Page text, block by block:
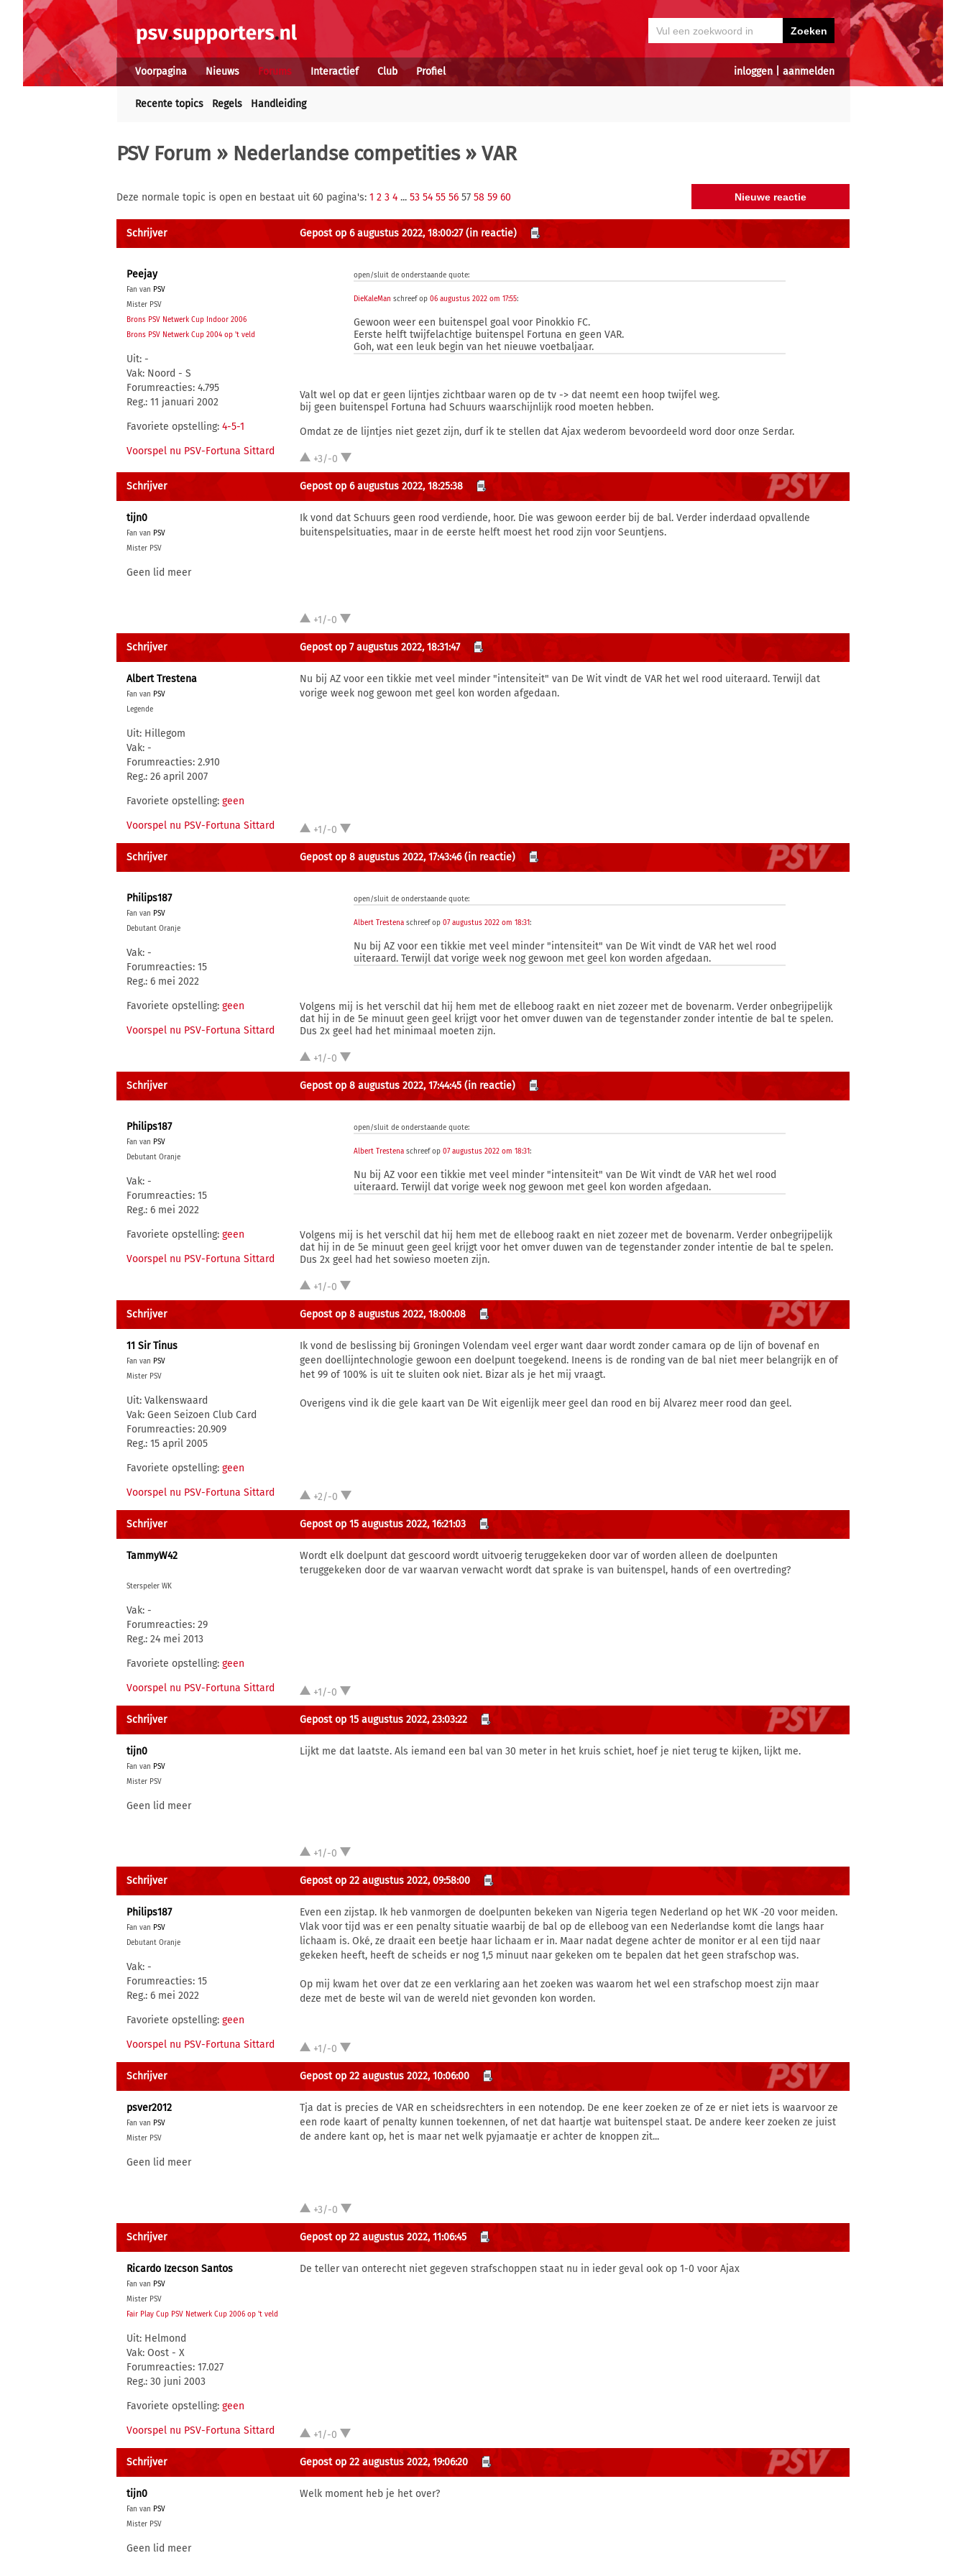
inloggen| aanmelden
Voorpagina Nieuws Forums Interactief Club Profiel
Recente topics Regels Handleiding
PSV Forum » Nederlandse competities» VAR
Deze normale topic is open en bestaat uit 60 pagina's: 1 2 3 4 ... 53 54 55 56 57 58 59 60
Schrijver Gepost op 6 augustus 2022, 18:00:27 (in reactie)
Peejay
Fan van PSV
Mister PSV
Brons PSV Netwerk Cup Indoor 2006
Brons PSV Netwerk Cup 2004 op 't veld
Uit: -
Vak: Noord - S
Forumreacties: 4.795
Reg.: 11 januari 2002
Favoriete opstelling: 4-5-1
Voorspel nu PSV-Fortuna Sittard
open/sluit de onderstaande quote:
DieKaleMan schreef op06 augustus 2022 om 17:55:
Gewoon weer een buitenspel goal voor Pinokkio FC.
Eerste helft twijfelachtige buitenspel Fortuna en geen VAR.
Goh, wat een leuk begin van het nieuwe voetbaljaar.
Valt wel op dat er geen lijntjes zichtbaar waren op de tv -> dat neemt een hoop twijfel weg.
bij geen buitenspel Fortuna had Schuurs waarschijnlijk rood moeten hebben.
Omdat ze de lijntjes niet gezet zijn, durf ik te stellen dat Ajax wederom bevoordeeld word door onze Serdar.
+3/-0
Schrijver Gepost op 6 augustus 2022, 18:25:38
tijn0
Fan van PSV
Mister PSV
Geen lid meer
Ik vond dat Schuurs geen rood verdiende, hoor. Die was gewoon eerder bij de bal. Verder inderdaad opvallende
buitenspelsituaties, maar in de eerste helft moest het rood zijn voor Seuntjens.
+1/-0
Schrijver Gepost op 7 augustus 2022, 18:31:47
Albert Trestena
Fan van PSV
Legende
Uit: Hillegom
Vak: -
Forumreacties: 2.910
Reg.: 26 april 2007
Favoriete opstelling: geen
Voorspel nu PSV-Fortuna Sittard
Nu bij AZ voor een tikkie met veel minder "intensiteit" van De Wit vindt de VAR het wel rood uiteraard. Terwijl dat
vorige week nog gewoon met geel kon worden afgedaan.
+1/-0
Schrijver Gepost op 8 augustus 2022, 17:43:46 (in reactie)
Philips187
Fan van PSV
Debutant Oranje
Vak: -
Forumreacties: 15
Reg.: 6 mei 2022
Favoriete opstelling: geen
Voorspel nu PSV-Fortuna Sittard
open/sluit de onderstaande quote:
Albert Trestena schreef op07 augustus 2022 om 18:31:
Nu bij AZ voor een tikkie met veel minder "intensiteit" van De Wit vindt de VAR het wel rood
uiteraard. Terwijl dat vorige week nog gewoon met geel kon worden afgedaan.
Volgens mij is het verschil dat hij hem met de elleboog raakt en niet zozeer met de bovenarm. Verder onbegrijpelijk
dat hij in de 5e minuut geen geel krijgt voor het omver duwen van de tegenstander zonder intentie de bal te spelen.
Dus 2x geel had het minimaal moeten zijn.
+1/-0
Schrijver Gepost op 8 augustus 2022, 17:44:45 (in reactie)
Philips187
Fan van PSV
Debutant Oranje
Vak: -
Forumreacties: 15
Reg.: 6 mei 2022
Favoriete opstelling: geen
Voorspel nu PSV-Fortuna Sittard
open/sluit de onderstaande quote:
Albert Trestena schreef op07 augustus 2022 om 18:31:
Nu bij AZ voor een tikkie met veel minder "intensiteit" van De Wit vindt de VAR het wel rood
uiteraard. Terwijl dat vorige week nog gewoon met geel kon worden afgedaan.
Volgens mij is het verschil dat hij hem met de elleboog raakt en niet zozeer met de bovenarm. Verder onbegrijpelijk
dat hij in de 5e minuut geen geel krijgt voor het omver duwen van de tegenstander zonder intentie de bal te spelen.
Dus 2x geel had het sowieso moeten zijn.
+1/-0
Schrijver Gepost op 8 augustus 2022, 18:00:08
11 Sir Tinus
Fan van PSV
Mister PSV
Uit: Valkenswaard
Vak: Geen Seizoen Club Card
Forumreacties: 20.909
Reg.: 15 april 2005
Favoriete opstelling: geen
Voorspel nu PSV-Fortuna Sittard
Ik vond de beslissing bij Groningen Volendam veel erger want daar wordt zonder camara op de lijn of bovenaf en
geen doellijntechnologie gewoon een doelpunt toegekend. Ineens is de ronding van de bal niet meer belangrijk en of
het 99 of 100% is uit te sluiten ook niet. Bizar als je het mij vraagt.
Overigens vind ik die gele kaart van De Wit eigenlijk meer geel dan rood en bij Alvarez meer rood dan geel.
+2/-0
Schrijver Gepost op 15 augustus 2022, 16:21:03
TammyW42
Sterspeler WK
Vak: -
Forumreacties: 29
Reg.: 24 mei 2013
Favoriete opstelling: geen
Voorspel nu PSV-Fortuna Sittard
Wordt elk doelpunt dat gescoord wordt uitvoerig teruggekeken door var of worden alleen de doelpunten
teruggekeken door de var waarvan verwacht wordt dat sprake is van buitenspel, hands of een overtreding?
+1/-0
Schrijver Gepost op 15 augustus 2022, 23:03:22
tijn0
Fan van PSV
Mister PSV
Geen lid meer
Lijkt me dat laatste. Als iemand een bal van 30 meter in het kruis schiet, hoef je niet terug te kijken, lijkt me.
+1/-0
Schrijver Gepost op 22 augustus 2022, 09:58:00
Philips187
Fan van PSV
Debutant Oranje
Vak: -
Forumreacties: 15
Reg.: 6 mei 2022
Favoriete opstelling: geen
Voorspel nu PSV-Fortuna Sittard
Even een zijstap. Ik heb vanmorgen de doelpunten bekeken van Nigeria tegen Nederland op het WK -20 voor meiden.
Vlak voor tijd was er een penalty situatie waarbij de bal op de elleboog van een Nederlandse komt die langs haar
lichaam is. Oké, ze draait een beetje haar lichaam er in. Maar nadat degene achter de monitor er al een tijd naar
gekeken heeft, heeft de scheids er nog 1,5 minuut naar gekeken om te bepalen dat het geen strafschop was.
Op mij kwam het over dat ze een verklaring aan het zoeken was waarom het wel een strafschop moest zijn maar
deze met de beste wil van de wereld niet gevonden kon worden.
+1/-0
Schrijver Gepost op 22 augustus 2022, 10:06:00
psver2012
Fan van PSV
Mister PSV
Geen lid meer
Tja dat is precies de VAR en scheidsrechters in een notendop. De ene keer zoeken ze of ze er niet iets is waarvoor ze
een rode kaart of penalty kunnen toekennen, of net dat haartje wat buitenspel staat. De andere keer zoeken ze juist
de andere kant op, het is maar net welk pyjamaatje er achter de knoppen zit...
+3/-0
Schrijver Gepost op 22 augustus 2022, 11:06:45
Ricardo Izecson Santos
Fan van PSV
Mister PSV
Fair Play Cup PSV Netwerk Cup 2006 op 't veld
Uit: Helmond
Vak: Oost - X
Forumreacties: 17.027
Reg.: 30 juni 2003
Favoriete opstelling: geen
Voorspel nu PSV-Fortuna Sittard
De teller van onterecht niet gegeven strafschoppen staat nu in ieder geval ook op 1-0 voor Ajax
+1/-0
Schrijver Gepost op 22 augustus 2022, 19:06:20
tijn0
Fan van PSV
Mister PSV
Geen lid meer
Welk moment heb je het over?